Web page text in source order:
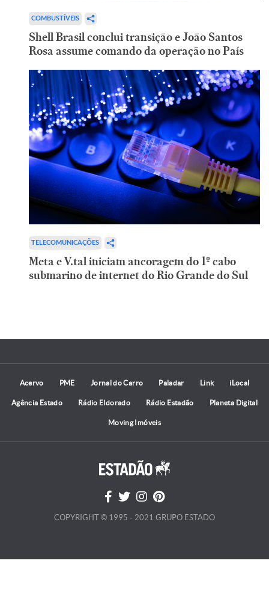
COMBUSTÍVEIS
Shell Brasil conclui transição e João Santos
Rosa assume comando da operação no País
TELECOMUNICAÇÕES
Meta e V.tal iniciam ancoragem do 1º cabo
submarino de internet do Rio Grande do Sul
Acervo PME Jornal do Carro Paladar Link iLocal
Agência Estado Rádio Eldorado Rádio Estadão Planeta Digital
Moving Imóveis
COPYRIGHT © 1995 - 2021 GRUPO ESTADO